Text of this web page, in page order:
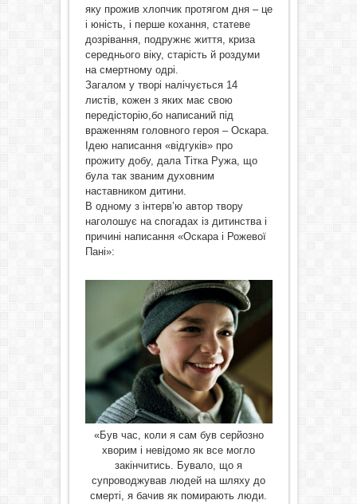
яку прожив хлопчик протягом дня – це
і юність, і перше кохання, статеве
дозрівання, подружнє життя, криза
середнього віку, старість й роздуми
на смертному одрі.
Загалом у творі налічується 14
листів, кожен з яких має свою
передісторію,бо написаний під
враженням головного героя – Оскара.
Ідею написання «відгуків» про
прожиту добу, дала Тітка Ружа, що
була так званим духовним
наставником дитини.
В одному з інтерв’ю автор твору
наголошує на спогадах із дитинства і
причині написання «Оскара і Рожевої
Пані»:
«Був час, коли я сам був серйозно
хворим і невідомо як все могло
закінчитись. Бувало, що я
супроводжував людей на шляху до
смерті, я бачив як помирають люди.